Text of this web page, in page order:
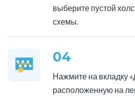
выберите пустой
схемы.
04
Нажмите на вкладку
расположенную на